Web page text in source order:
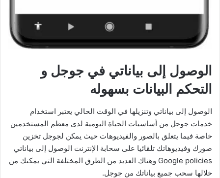
الوصول إلى بياناتي في جوجل و
التحكم البيانات بسهوله
الوصول إلى بياناتي وتنزيلها في الوقت الحالي يعتبر استخدام
خدمات جوجل من أساسيات الحياة اليومية لدى معظم المستخدمين
خاصة فيما يتعلق بالصور والفيديوهات حيث يمكن لجوجل تخزين
صورك وفيديوهاتك تلقائيا على سحابة الإنترنت الوصول إلى بياناتي
Google policies وهناك العديد من الطرق المختلفة التي يمكنك من
خلالها سحب جميع بياناتك من جوجل.